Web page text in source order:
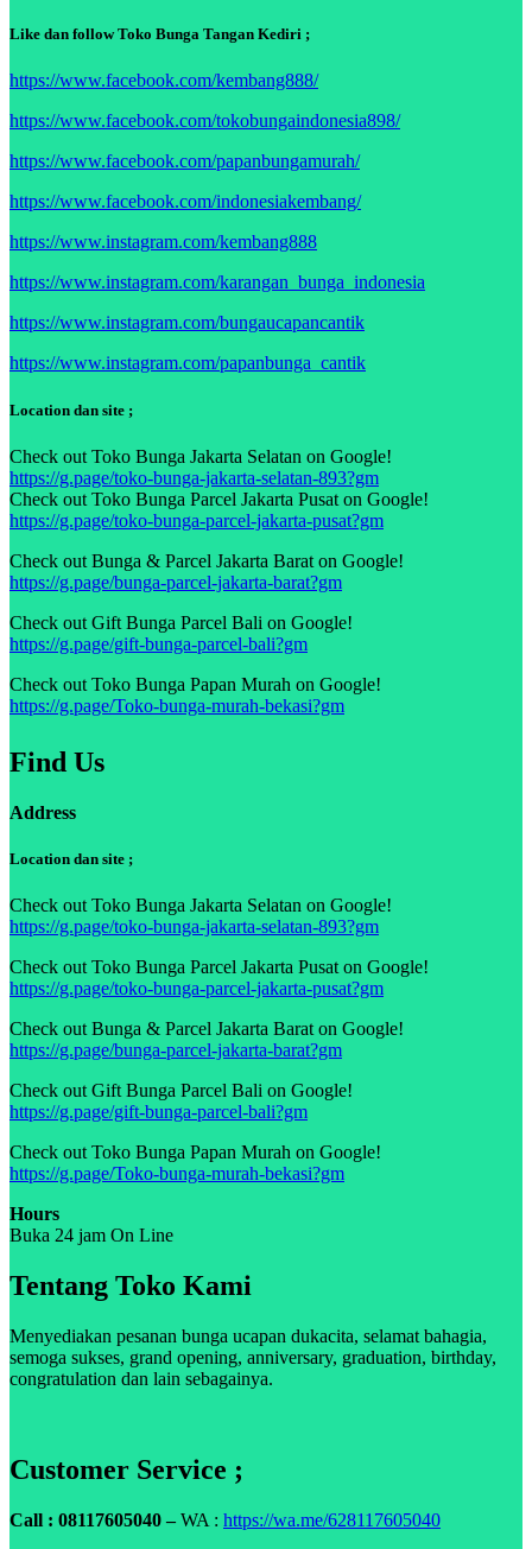
Like dan follow Toko Bunga Tangan Kediri ;
https://www.facebook.com/kembang888/
https://www.facebook.com/tokobungaindonesia898/
https://www.facebook.com/papanbungamurah/
https://www.facebook.com/indonesiakembang/
https://www.instagram.com/kembang888
https://www.instagram.com/karangan_bunga_indonesia
https://www.instagram.com/bungaucapancantik
https://www.instagram.com/papanbunga_cantik
Location dan site ;
Check out Toko Bunga Jakarta Selatan on Google!
https://g.page/toko-bunga-jakarta-selatan-893?gm
Check out Toko Bunga Parcel Jakarta Pusat on Google!
https://g.page/toko-bunga-parcel-jakarta-pusat?gm
Check out Bunga & Parcel Jakarta Barat on Google!
https://g.page/bunga-parcel-jakarta-barat?gm
Check out Gift Bunga Parcel Bali on Google!
https://g.page/gift-bunga-parcel-bali?gm
Check out Toko Bunga Papan Murah on Google!
https://g.page/Toko-bunga-murah-bekasi?gm
Find Us
Address
Location dan site ;
Check out Toko Bunga Jakarta Selatan on Google!
https://g.page/toko-bunga-jakarta-selatan-893?gm
Check out Toko Bunga Parcel Jakarta Pusat on Google!
https://g.page/toko-bunga-parcel-jakarta-pusat?gm
Check out Bunga & Parcel Jakarta Barat on Google!
https://g.page/bunga-parcel-jakarta-barat?gm
Check out Gift Bunga Parcel Bali on Google!
https://g.page/gift-bunga-parcel-bali?gm
Check out Toko Bunga Papan Murah on Google!
https://g.page/Toko-bunga-murah-bekasi?gm
Hours
Buka 24 jam On Line
Tentang Toko Kami
Menyediakan pesanan bunga ucapan dukacita, selamat bahagia,
semoga sukses, grand opening, anniversary, graduation, birthday,
congratulation dan lain sebagainya.
Customer Service ;
Call : 08117605040 –WA : https://wa.me/628117605040